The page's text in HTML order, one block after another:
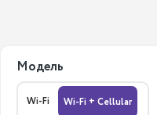
Модель
Wi-Fi Wi-Fi + Cellular